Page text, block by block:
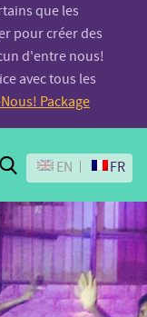
que les
pour créer des
d'entre nous!
avec tous les
Package
Search
EN FR